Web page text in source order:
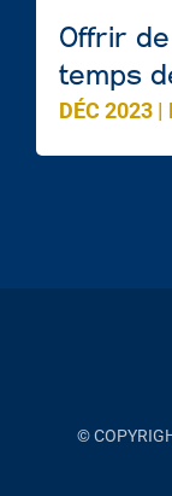
Offrir
temps
DÉC 2023 |
©